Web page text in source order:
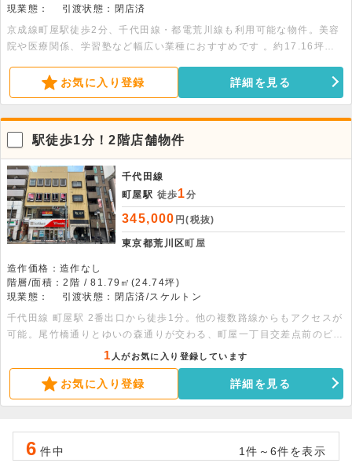
現業態：
引渡状態：閉店済
京成線町屋駅徒歩2分、千代田線・都電荒川線も利用可能な物件。美容
院や医療関係、学習塾など幅広い業種におすすめです 。約17.16坪
はお問い合わせください。
お気に入り登録 詳細を見る
駅徒歩1分！2階店舗物件
千代田線
町屋駅 徒歩1分
345,000 円(税抜)
東京都荒川区町屋
造作価格：造作なし
階層/面積：2階 / 81.79㎡(24.74坪)
現業態：
引渡状態：閉店済/スケルトン
千代田線 町屋駅 2番出口から徒歩1分。他の複数路線からもアクセスが
可能。尾竹橋通りとゆいの森通りが交わる、町屋一丁目交差点前のビル
2階店舗区画です。周辺にはカラオケ店、飲食チェーン店などが立ち並
ぶ活気のあるエリアです。同ビルには携帯ショップ、ボクシングジムが
入居しています。詳細はお気軽にお問い合わせください。
1 人がお気に入り登録しています
お気に入り登録 詳細を見る
6 件中 1件～6件を表示